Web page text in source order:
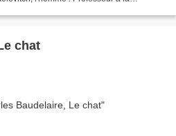
chat